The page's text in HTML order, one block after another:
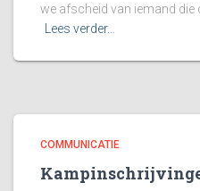
we afscheid van iemand die
Lees verder…
COMMUNICATIE